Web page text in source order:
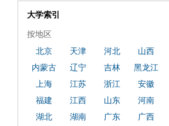
1dfbmath key98991
3
b 9899197996 xca
e dfbxyzendtemplate dfbCCCBBBAAA
7996x
dfbabctitlexca
dfbmath
ply operand97996xca
大学索引
按地区
北京
天津 河北
山西
内蒙古
辽宁 吉林
黑龙江
上海
江苏 浙江
安徽
福建
江西 山东
河南
湖北
湖南 广东
广西